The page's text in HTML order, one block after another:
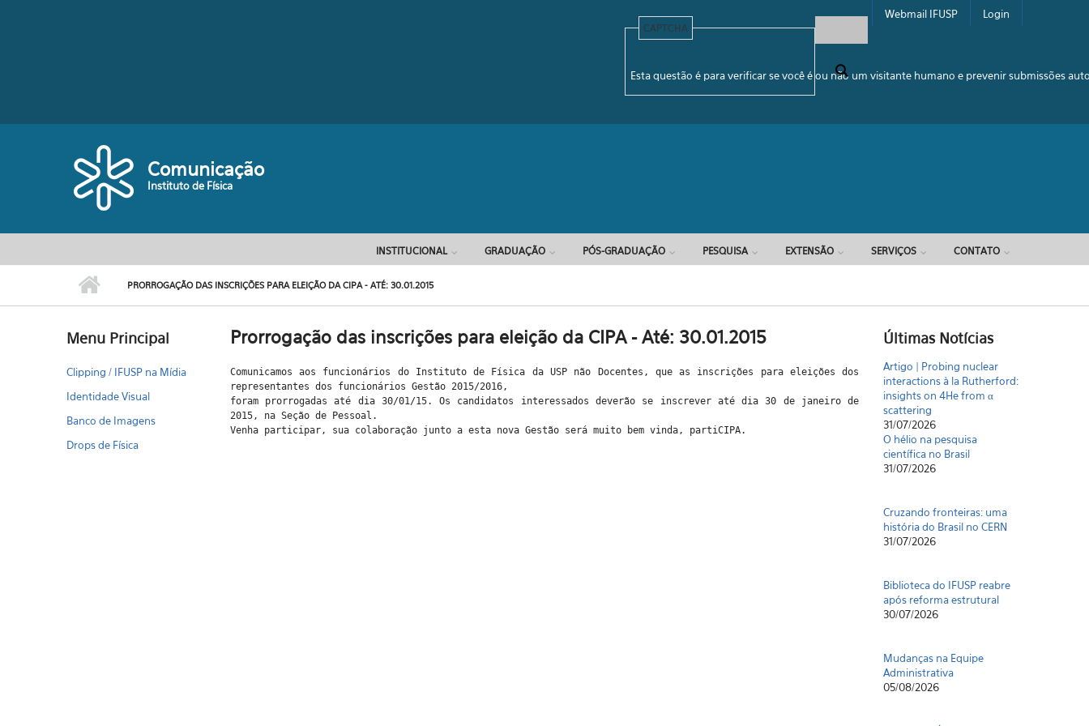
Formulário de busca
CAPTCHA
Esta questão é para verificar se você é ou não um visitante humano e prevenir submissões
Webmail IFUSP Login
Comunicação
Instituto de Física
INSTITUCIONAL GRADUAÇÃO PÓS-GRADUAÇÃO PESQUISA EXTENSÃO SERVIÇOS CONTATO
PRORROGAÇÃO DAS INSCRIÇÕES PARA ELEIÇÃO DA CIPA - ATÉ: 30.01.2015
Menu Principal
Clipping / IFUSP na Mídia
Identidade Visual
Banco de Imagens
Drops de Física
Prorrogação das inscrições para eleição da CIPA - Até: 30.01.2015
Comunicamos aos funcionários do Instituto de Física da USP não Docentes, que as inscrições para eleições dos
representantes dos funcionários Gestão 2015/2016,
foram prorrogadas até dia 30/01/15. Os candidatos interessados deverão se inscrever até dia 30 de janeiro de
2015, na Seção de Pessoal.
Venha participar, sua colaboração junto a esta nova Gestão será muito bem vinda, partiCIPA.
Últimas Notícias
Artigo | Probing nuclear
interactions à la Rutherford:
insights on 4He from α
scattering
31/07/2026
O hélio na pesquisa
científica no Brasil
31/07/2026
Cruzando fronteiras: uma
história do Brasil no CERN
31/07/2026
Biblioteca do IFUSP reabre
após reforma estrutural
30/07/2026
Mudanças na Equipe
Administrativa
05/08/2026